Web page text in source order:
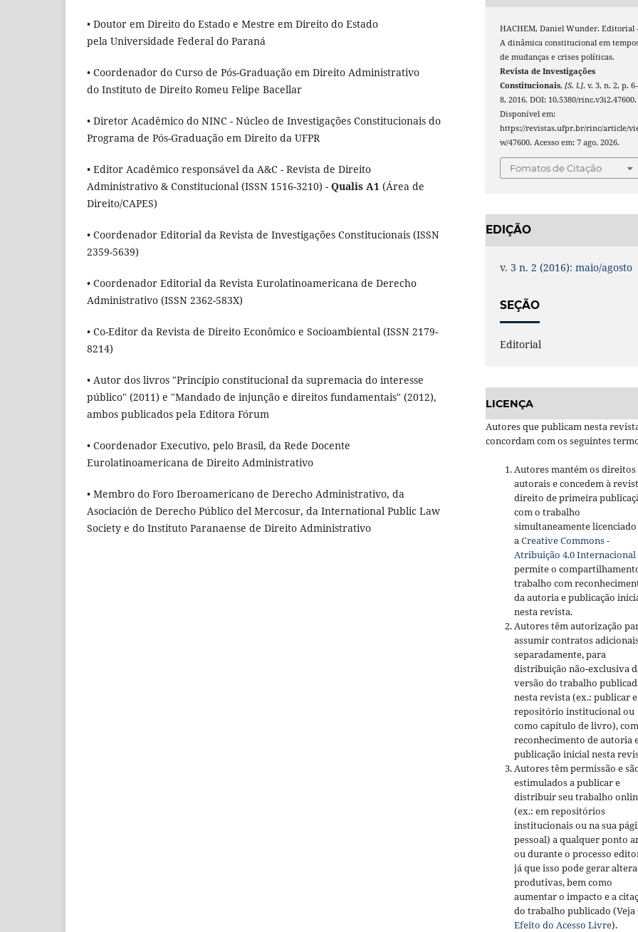
• Doutor em Direito do Estado e Mestre em Direito do Estado
pela Universidade Federal do Paraná
• Coordenador do Curso de Pós-Graduação em Direito Administrativo
do Instituto de Direito Romeu Felipe Bacellar
• Diretor Acadêmico do NINC - Núcleo de Investigações Constitucionais do
Programa de Pós-Graduação em Direito da UFPR
• Editor Acadêmico responsável da A&C - Revista de Direito
Administrativo & Constitucional (ISSN 1516-3210) - Qualis A1 (Área de
Direito/CAPES)
• Coordenador Editorial da Revista de Investigações Constitucionais (ISSN
2359-5639)
• Coordenador Editorial da Revista Eurolatinoamericana de Derecho
Administrativo (ISSN 2362-583X)
• Co-Editor da Revista de Direito Econômico e Socioambiental (ISSN 2179-
8214)
• Autor dos livros "Princípio constitucional da supremacia do interesse
público" (2011) e "Mandado de injunção e direitos fundamentais" (2012),
ambos publicados pela Editora Fórum
• Coordenador Executivo, pelo Brasil, da Rede Docente
Eurolatinoamericana de Direito Administrativo
• Membro do Foro Iberoamericano de Derecho Administrativo, da
Asociación de Derecho Público del Mercosur, da International Public Law
Society e do Instituto Paranaense de Direito Administrativo
HACHEM, Daniel Wunder. Editorial
A dinâmica constitucional em
de mudanças e crises políticas.
Revista de Investigações
Constitucionais,[S. l.], v. 3, n. 2, p.
8, 2016. DOI: 10.5380/rinc.v3i2.47600.
Disponível em:
https://revistas.ufpr.br/rinc/article/
w/47600. Acesso em: 7 ago. 2026.
Fomatos de Citação
EDIÇÃO
v. 3 n. 2 (2016): maio/agosto
SEÇÃO
Editorial
LICENÇA
Autores que publicam nesta
concordam com os seguintes
Autores mantém os direitos
autorais e concedem à
direito de primeira
com o trabalho
simultaneamente
aCreative Commons -
Atribuição 4.0 Internacional
permite o
trabalho com
da autoria e publicação
nesta revista.
Autores têm autorização
assumir contratos
separadamente, para
distribuição não-exclusiva
versão do trabalho
nesta revista (ex.: publicar
repositório institucional ou
como capítulo de livro), com
reconhecimento de autoria
publicação inicial nesta
Autores têm permissão e
estimulados a publicar e
distribuir seu trabalho
(ex.: em repositórios
institucionais ou na sua
pessoal) a qualquer ponto
ou durante o processo
já que isso pode gerar
produtivas, bem como
aumentar o impacto e a
do trabalho publicado (Veja
Efeito do Acesso Livre).